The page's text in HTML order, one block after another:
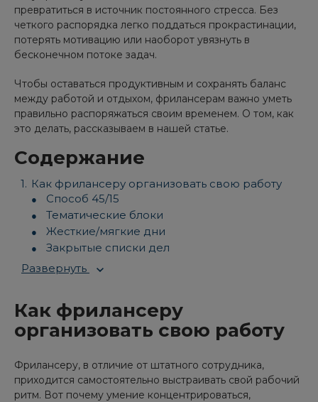
превратиться в источник постоянного стресса. Без
четкого распорядка легко поддаться прокрастинации,
потерять мотивацию или наоборот увязнуть в
бесконечном потоке задач.
Чтобы оставаться продуктивным и сохранять баланс
между работой и отдыхом, фрилансерам важно уметь
правильно распоряжаться своим временем. О том, как
это делать, рассказываем в нашей статье.
Содержание
Как фрилансеру организовать свою работу
Способ 45/15
Тематические блоки
Жесткие/мягкие дни
Закрытые списки дел
Развернуть
Как фрилансеру
организовать свою работу
Фрилансеру, в отличие от штатного сотрудника,
приходится самостоятельно выстраивать свой рабочий
ритм. Вот почему умение концентрироваться,